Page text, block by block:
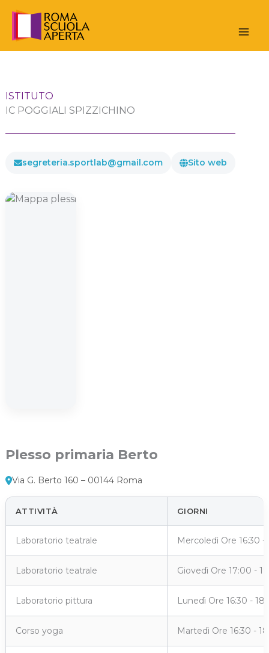
contenuto
ISTITUTO
IC POGGIALI SPIZZICHINO
segreteria.sportlab@gmail.com Sito web
Plesso primaria Berto
Via G. Berto 160 – 00144 Roma
ATTIVITÀ GIORNI
Laboratorio teatrale Mercoledì Ore 16:30 -
Laboratorio teatrale Giovedì Ore 17:00 -
Laboratorio pittura Lunedì Ore 16:30 -
Corso yoga Martedì Ore 16:30 -